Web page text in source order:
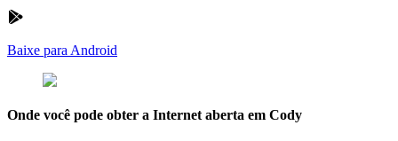
Baixe para Android
Onde você pode obter a Internet aberta em Cody